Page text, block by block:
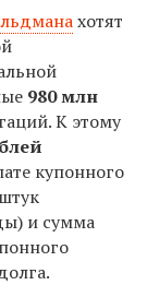
хотят
980 млн
К этому
купонного
и сумма